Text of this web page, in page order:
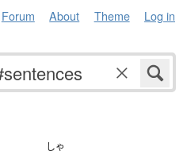
Forum About Theme Log in
しゃ